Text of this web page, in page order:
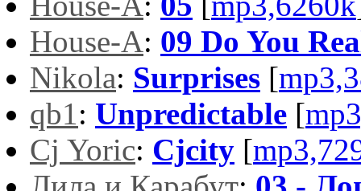
House-A: 09 Do You
Nikola: Surprises [
qb1: Unpredictable [
Cj Yoric: Cjcity [